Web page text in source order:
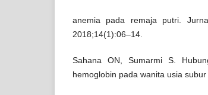
anemia pada remaja putri.
2018;14(1):06–14.
Sahana ON, Sumarmi S.
hemoglobin pada wanita usia subur